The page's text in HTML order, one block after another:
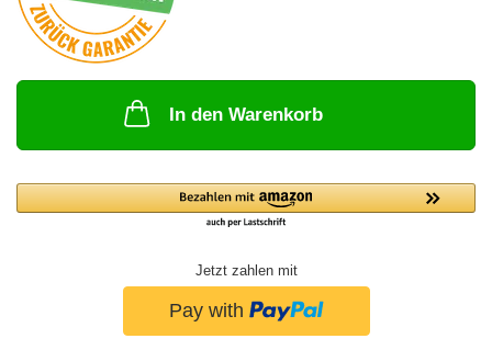
In den Warenkorb
Jetzt zahlen mit